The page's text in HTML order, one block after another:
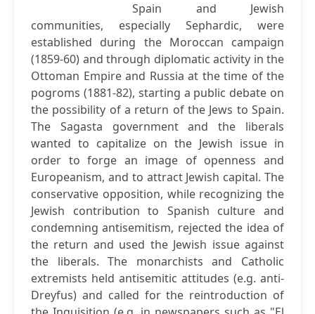
Spain and Jewish
communities, especially Sephardic, were
established during the Moroccan campaign
(1859-60) and through diplomatic activity in the
Ottoman Empire and Russia at the time of the
pogroms (1881-82), starting a public debate on
the possibility of a return of the Jews to Spain.
The Sagasta government and the liberals
wanted to capitalize on the Jewish issue in
order to forge an image of openness and
Europeanism, and to attract Jewish capital. The
conservative opposition, while recognizing the
Jewish contribution to Spanish culture and
condemning antisemitism, rejected the idea of
the return and used the Jewish issue against
the liberals. The monarchists and Catholic
extremists held antisemitic attitudes (e.g. anti-
Dreyfus) and called for the reintroduction of